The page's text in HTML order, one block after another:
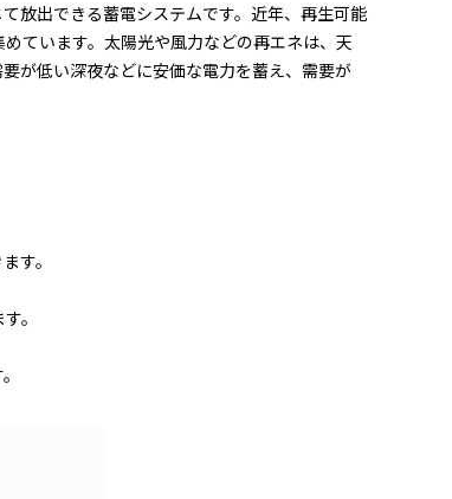
放出できる蓄電システムです。近年、再生可能
ています。太陽光や風力などの再エネは、天
が低い深夜などに安価な電力を蓄え、需要が
す。
。